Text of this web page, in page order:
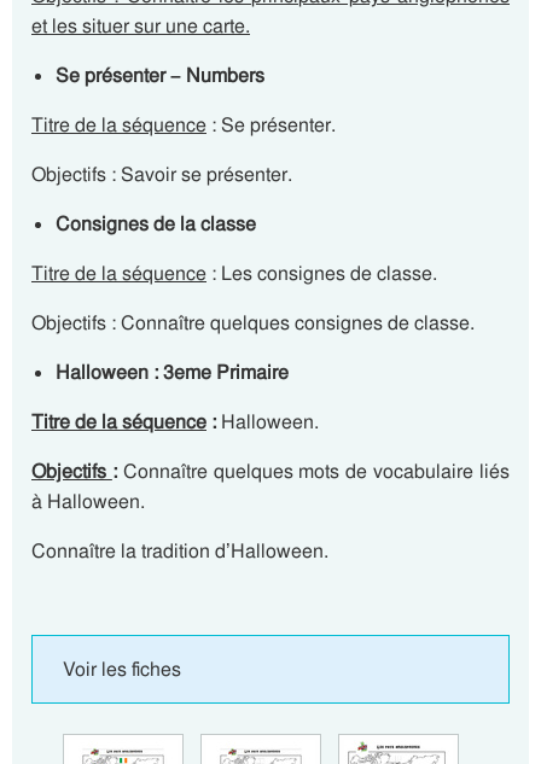
et les situer sur une carte.
Se présenter – Numbers
Titre de la séquence : Se présenter.
Objectifs : Savoir se présenter.
Consignes de la classe
Titre de la séquence : Les consignes de classe.
Objectifs : Connaître quelques consignes de classe.
Halloween : 3eme Primaire
Titre de la séquence : Halloween.
Objectifs :Connaître quelques mots de vocabulaire liés
à Halloween.
Connaître la tradition d’Halloween.
Voir les fiches